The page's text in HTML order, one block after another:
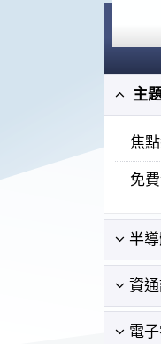
主
焦
免
半
資
電